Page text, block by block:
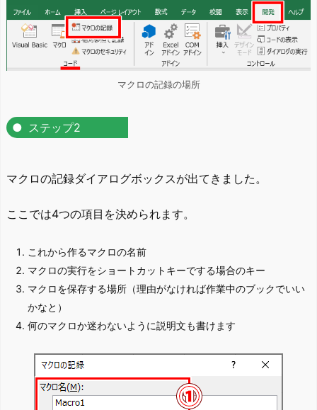
マクロの記録の場所
ステップ2
マクロの記録ダイアログボックスが出てきました。
ここでは4つの項目を決められます。
これから作るマクロの名前
マクロの実行をショートカットキーでする場合のキー
マクロを保存する場所（理由がなければ作業中のブックでいい
かなと）
何のマクロか迷わないように説明文も書けます